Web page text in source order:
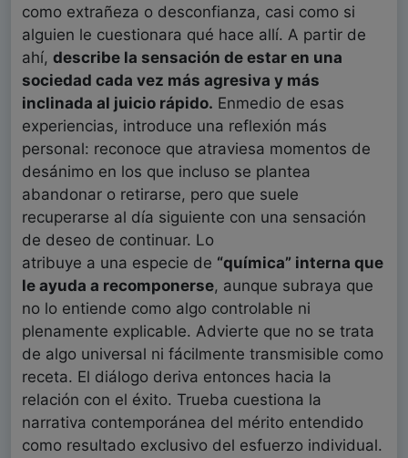
como extrañeza o desconfianza, casi como si
alguien le cuestionara qué hace allí. A partir de
ahí, describe la sensación de estar en una
sociedad cada vez más agresiva y más
inclinada al juicio rápido. Enmedio de esas
experiencias, introduce una reflexión más
personal: reconoce que atraviesa momentos de
desánimo en los que incluso se plantea
abandonar o retirarse, pero que suele
recuperarse al día siguiente con una sensación
de deseo de continuar. Lo
atribuye a una especie de “química” interna que
le ayuda a recomponerse, aunque subraya que
no lo entiende como algo controlable ni
plenamente explicable. Advierte que no se trata
de algo universal ni fácilmente transmisible como
receta. El diálogo deriva entonces hacia la
relación con el éxito. Trueba cuestiona la
narrativa contemporánea del mérito entendido
como resultado exclusivo del esfuerzo individual.